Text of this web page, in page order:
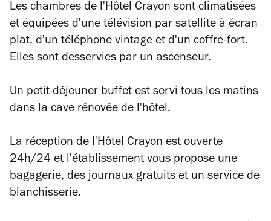
Les chambres de l'Hôtel Crayon sont climatisées
et équipées d'une télévision par satellite à écran
plat, d'un téléphone vintage et d'un coffre-fort.
Elles sont desservies par un ascenseur.
Un petit-déjeuner buffet est servi tous les matins
dans la cave rénovée de l'hôtel.
La réception de l'Hôtel Crayon est ouverte
24h/24 et l'établissement vous propose une
bagagerie, des journaux gratuits et un service de
blanchisserie.